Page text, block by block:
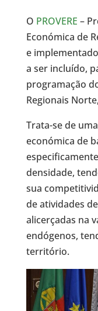
O PROVERE –
Económica de
e
a ser incluído,
programação
Regionais
Trata-se de
económica de
densidade,
sua
de atividades
alicerçadas na
endógenos,
território.